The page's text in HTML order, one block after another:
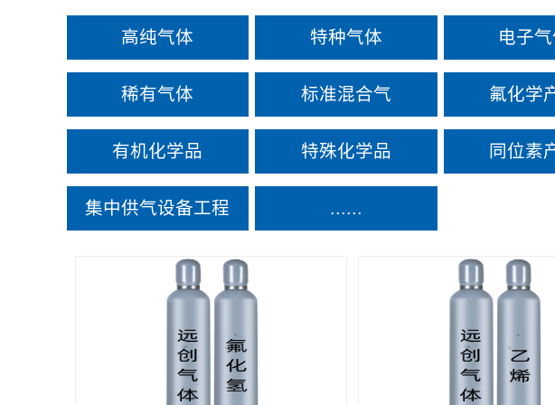
高纯气体 特种气体 电子
稀有气体 标准混合气 氟化学
有机化学品 特殊化学品 同位素
集中供气设备工程 ......